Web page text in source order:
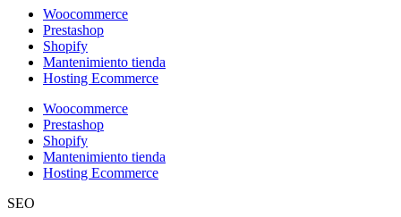
Woocommerce
Prestashop
Shopify
Mantenimiento tienda
Hosting Ecommerce
Woocommerce
Prestashop
Shopify
Mantenimiento tienda
Hosting Ecommerce
SEO